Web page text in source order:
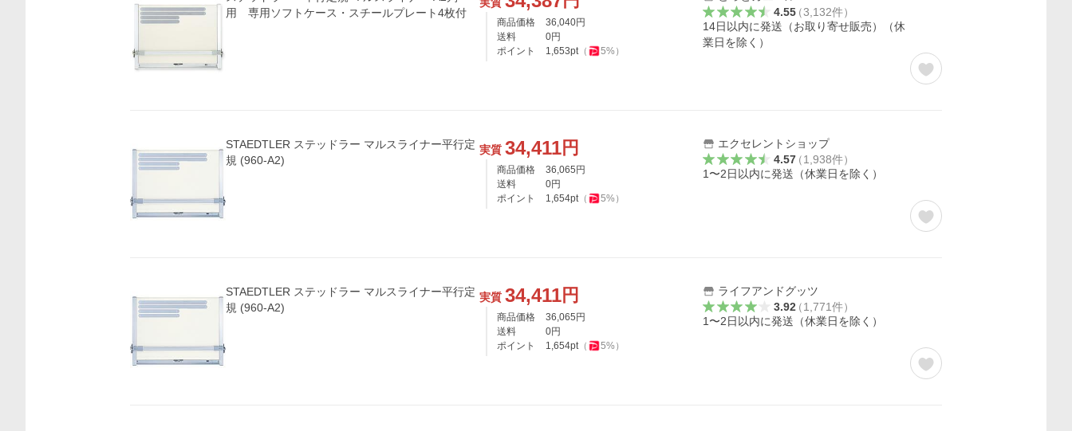
用 専用ソフトケース・スチールプレート4枚付
商品価格 36,040円
送料
0円
ポイント
1,653pt（ 5%）
4.55（3,132件）
14日以内に発送（お取り寄せ販売）（休
業日を除く）
STAEDTLER ステッドラー マルスライナー平行定
規 (960-A2)
実質 34,411円
商品価格 36,065 円
送料
0円
ポイント
1,654pt（ 5%）
エクセレントショップ
4.57（1,938件）
1〜2日以内に発送（休業日を除く）
STAEDTLER ステッドラー マルスライナー平行定
規 (960-A2)
実質 34,411円
商品価格 36,065 円
送料
0円
ポイント
1,654pt（ 5%）
ライフアンドグッツ
3.92（1,771件）
1〜2日以内に発送（休業日を除く）